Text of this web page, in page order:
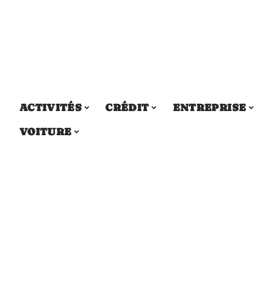
ACTIVITÉS CRÉDIT ENTREPRISE
VOITURE